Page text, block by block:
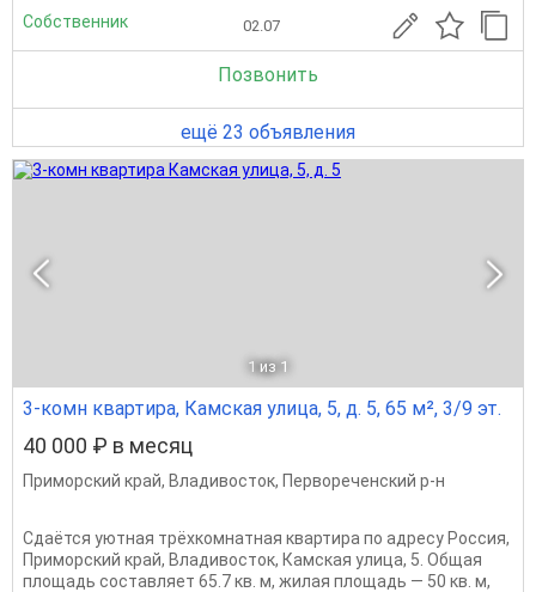
Собственник 02.07
Позвонить
ещё 23 объявления
1 из 1
3-комн квартира, Камская улица, 5, д. 5, 65 м², 3/9 эт.
40 000 ₽ в месяц
Приморский край, Владивосток, Первореченский р-н
Сдаётся уютная трёхкомнатная квартира по адресу Россия,
Приморский край, Владивосток, Камская улица, 5. Общая
площадь составляет 65.7 кв. м, жилая площадь — 50 кв. м,